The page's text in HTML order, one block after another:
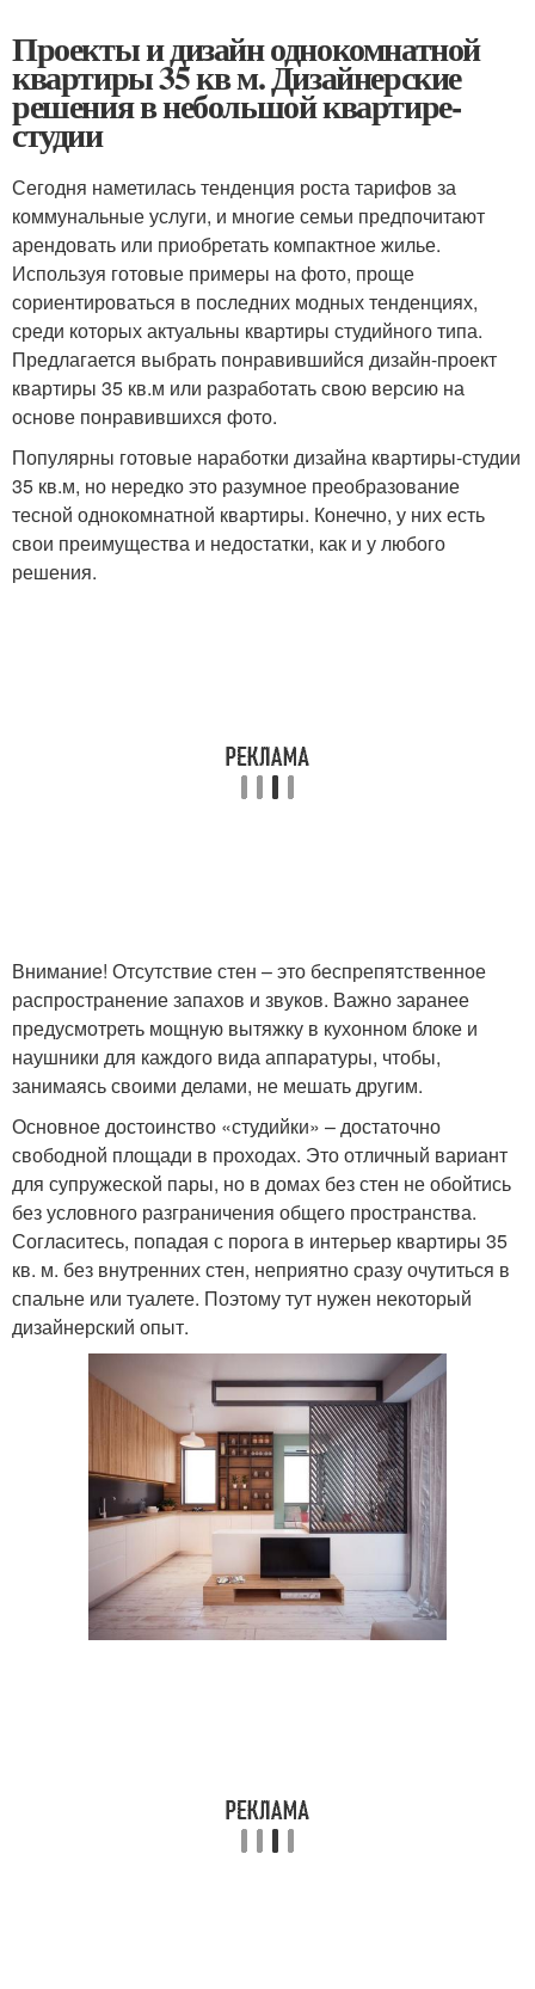
Проекты и дизайн однокомнатной
квартиры 35 кв м. Дизайнерские
решения в небольшой квартире-
студии
Сегодня наметилась тенденция роста тарифов за
коммунальные услуги, и многие семьи предпочитают
арендовать или приобретать компактное жилье.
Используя готовые примеры на фото, проще
сориентироваться в последних модных тенденциях,
среди которых актуальны квартиры студийного типа.
Предлагается выбрать понравившийся дизайн-проект
квартиры 35 кв.м или разработать свою версию на
основе понравившихся фото.
Популярны готовые наработки дизайна квартиры-студии
35 кв.м, но нередко это разумное преобразование
тесной однокомнатной квартиры. Конечно, у них есть
свои преимущества и недостатки, как и у любого
решения.
Внимание! Отсутствие стен – это беспрепятственное
распространение запахов и звуков. Важно заранее
предусмотреть мощную вытяжку в кухонном блоке и
наушники для каждого вида аппаратуры, чтобы,
занимаясь своими делами, не мешать другим.
Основное достоинство «студийки» – достаточно
свободной площади в проходах. Это отличный вариант
для супружеской пары, но в домах без стен не обойтись
без условного разграничения общего пространства.
Согласитесь, попадая с порога в интерьер квартиры 35
кв. м. без внутренних стен, неприятно сразу очутиться в
спальне или туалете. Поэтому тут нужен некоторый
дизайнерский опыт.